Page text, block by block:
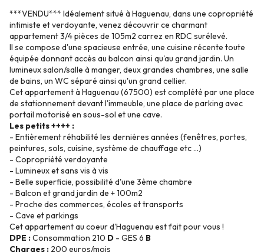
***VENDU*** Idéalement situé à Haguenau, dans une copropriété
intimiste et verdoyante, venez découvrir ce charmant
appartement 3/4 pièces de 105m2 carrez en RDC surélevé.
Il se compose d'une spacieuse entrée, une cuisine récente toute
équipée donnant accès au balcon ainsi qu'au grand jardin. Un
lumineux salon/salle à manger, deux grandes chambres, une salle
de bains, un WC séparé ainsi qu'un grand cellier.
Cet appartement à Haguenau (67500) est complété par une place
de stationnement devant l'immeuble, une place de parking avec
portail motorisé en sous-sol et une cave.
Les petits ++++ :
- Entièrement réhabilité les dernières années (fenêtres, portes,
peintures, sols, cuisine, système de chauffage etc ...)
- Copropriété verdoyante
- Lumineux et sans vis à vis
- Belle superficie, possibilité d'une 3ème chambre
- Balcon et grand jardin de + 100m2
- Proche des commerces, écoles et transports
- Cave et parkings
Cet appartement au coeur d'Haguenau est fait pour vous !
DPE :Consommation 210 D - GES 6 B
Charges : 200 euros/mois